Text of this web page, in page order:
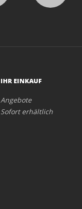
IHR EINKAUF
Angebote
Sofort erhältlich